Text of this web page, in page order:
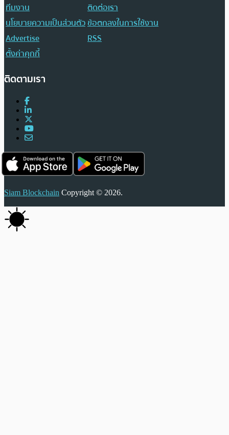
ทีมงาน
ติดต่อเรา
นโยบายความเป็นส่วนตัวข้อตกลงในการใช้งาน
Advertise
RSS
ตั้งค่าคุกกี้
ติดตามเรา
Siam Blockchain Copyright © 2026.